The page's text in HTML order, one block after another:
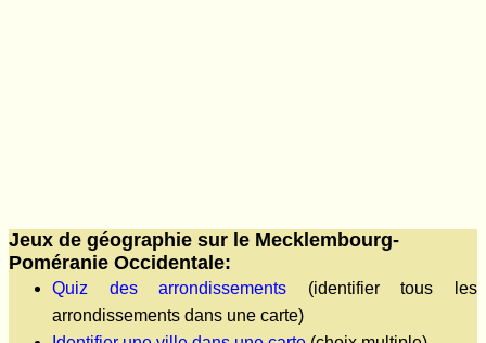
Jeux de géographie sur le Mecklembourg-
Poméranie Occidentale:
Quiz des arrondissements (identifier tous les
arrondissements dans une carte)